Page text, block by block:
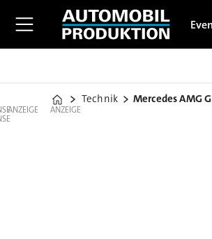
Home
Technik Mercedes AMG
ANZEIGE ANZEIGE